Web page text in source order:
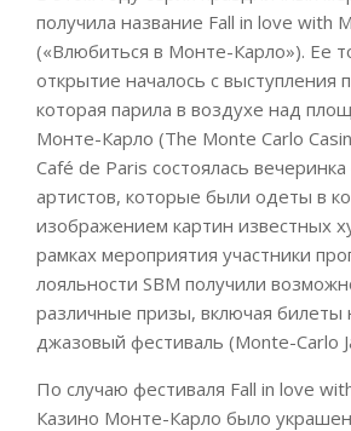
получила название Fall in love with
(«Влюбиться в Монте-Карло»). Ее
открытие началось с выступления
которая парила в воздухе над
Монте-Карло (The Monte Carlo
Café de Paris состоялась вечеринка
артистов, которые были одеты в
изображением картин известных
рамках мероприятия участники
лояльности SBM получили
различные призы, включая
джазовый фестиваль (Monte-Carlo
По случаю фестиваля Fall in love
Казино Монте-Карло было